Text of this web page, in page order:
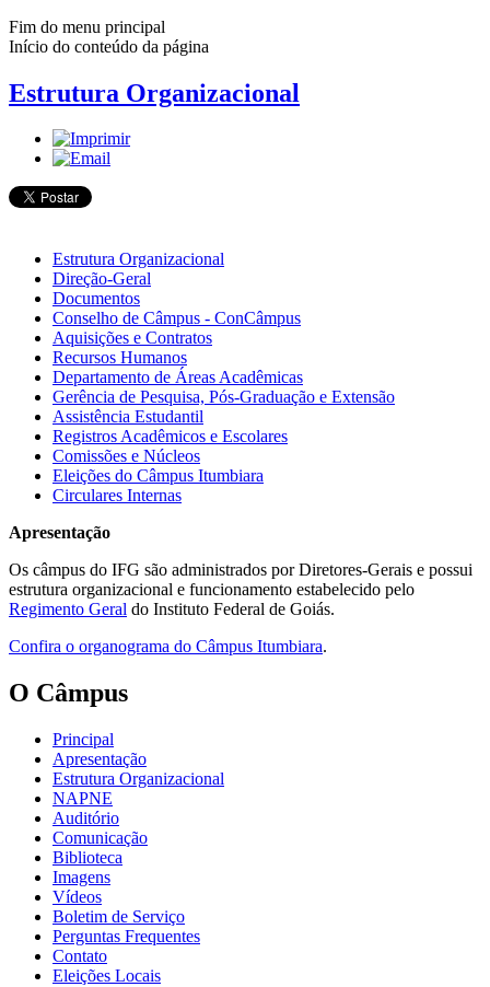
Fim do menu principal
Início do conteúdo da página
Estrutura Organizacional
Estrutura Organizacional
Direção-Geral
Documentos
Conselho de Câmpus - ConCâmpus
Aquisições e Contratos
Recursos Humanos
Departamento de Áreas Acadêmicas
Gerência de Pesquisa, Pós-Graduação e Extensão
Assistência Estudantil
Registros Acadêmicos e Escolares
Comissões e Núcleos
Eleições do Câmpus Itumbiara
Circulares Internas
Apresentação
Os câmpus do IFG são administrados por Diretores-Gerais e possui
estrutura organizacional e funcionamento estabelecido pelo
Regimento Geral do Instituto Federal de Goiás.
Confira o organograma do Câmpus Itumbiara.
O Câmpus
Principal
Apresentação
Estrutura Organizacional
NAPNE
Auditório
Comunicação
Biblioteca
Imagens
Vídeos
Boletim de Serviço
Perguntas Frequentes
Contato
Eleições Locais